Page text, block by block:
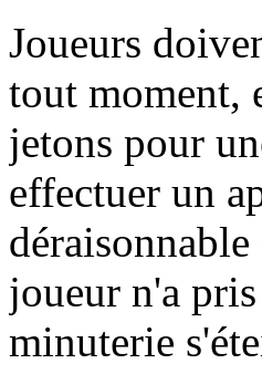
Joueurs
tout moment,
jetons pour
effectuer un
joueur n'a
minuterie